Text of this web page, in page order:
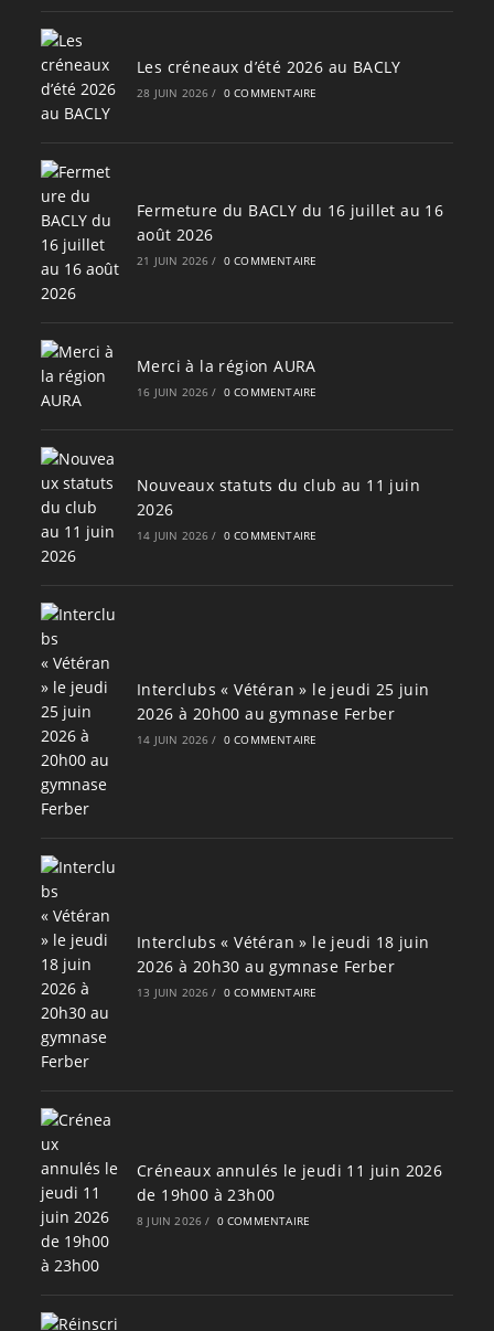
Les créneaux d’été 2026 au BACLY
28 JUIN 2026 / 0 COMMENTAIRE
Fermeture du BACLY du 16 juillet au 16
août 2026
21 JUIN 2026 / 0 COMMENTAIRE
Merci à la région AURA
16 JUIN 2026 / 0 COMMENTAIRE
Nouveaux statuts du club au 11 juin
2026
14 JUIN 2026 / 0 COMMENTAIRE
Interclubs « Vétéran » le jeudi 25 juin
2026 à 20h00 au gymnase Ferber
14 JUIN 2026 / 0 COMMENTAIRE
Interclubs « Vétéran » le jeudi 18 juin
2026 à 20h30 au gymnase Ferber
13 JUIN 2026 / 0 COMMENTAIRE
Créneaux annulés le jeudi 11 juin 2026
de 19h00 à 23h00
8 JUIN 2026 / 0 COMMENTAIRE